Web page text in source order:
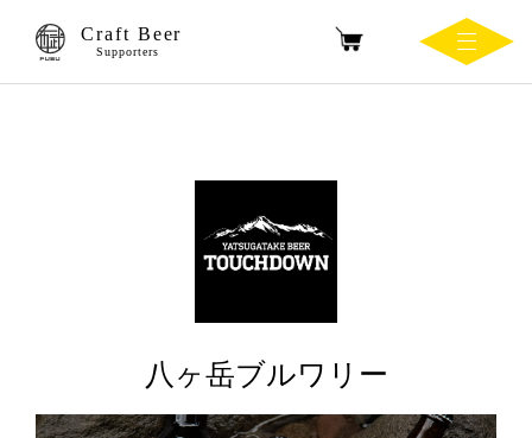
Craft Beer
Supporters
八ヶ岳ブルワリー